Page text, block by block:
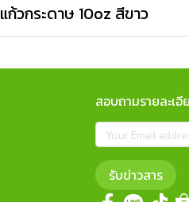
แก้วกระดาษ 10oz สีขาว
สอบถามรายละเ
รับข่าวสาร